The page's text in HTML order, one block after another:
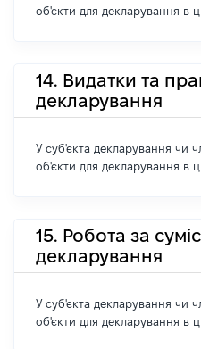
об'єкти для декларування в
14. Видатки та
декларування
У суб'єкта декларування чи
об'єкти для декларування в
15. Робота за
декларування
У суб'єкта декларування чи
об'єкти для декларування в